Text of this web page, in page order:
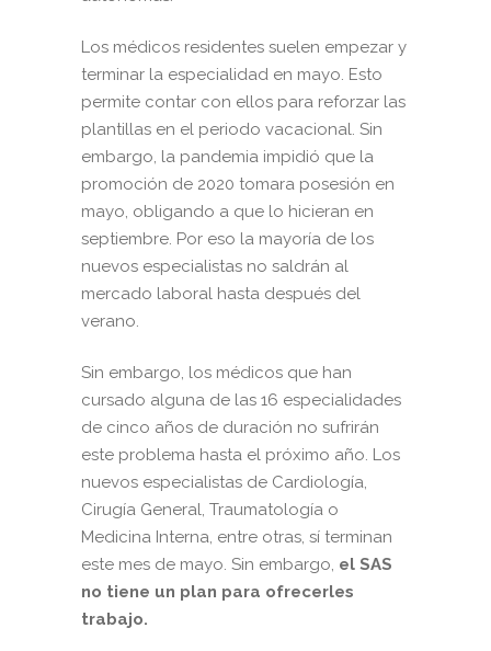
Los médicos residentes suelen empezar y
terminar la especialidad en mayo. Esto
permite contar con ellos para reforzar las
plantillas en el periodo vacacional. Sin
embargo, la pandemia impidió que la
promoción de 2020 tomara posesión en
mayo, obligando a que lo hicieran en
septiembre. Por eso la mayoría de los
nuevos especialistas no saldrán al
mercado laboral hasta después del
verano.
Sin embargo, los médicos que han
cursado alguna de las 16 especialidades
de cinco años de duración no sufrirán
este problema hasta el próximo año. Los
nuevos especialistas de Cardiología,
Cirugía General, Traumatología o
Medicina Interna, entre otras, sí terminan
este mes de mayo. Sin embargo, el SAS
no tiene un plan para ofrecerles
trabajo.